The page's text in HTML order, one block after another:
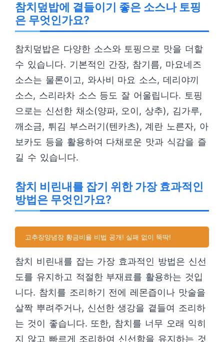
참치덮밥에 곁들이기 좋은 소스나 토핑
은 무엇인가요?
참치덮밥은 다양한 소스와 토핑으로 맛을 더할
수 있습니다. 기본적인 간장, 참기름, 마요네즈
소스는 물론이고, 와사비 마요 소스, 데리야끼
소스, 스리라차 소스 등도 잘 어울립니다. 토핑
으로는 신선한 채소(양파, 오이, 상추), 김가루,
깨소금, 튀김 부스러기(텐카츠), 계란 노른자, 아
보카도 등을 활용하여 다채로운 맛과 식감을 즐
길 수 있습니다.
참치 비린내를 잡기 위한 가장 효과적인
방법은 무엇인가요?
고추장양념장 황금비율 비법 공개! 실패 없이 뚝딱!
참치 비린내를 잡는 가장 효과적인 방법은 신선
도를 유지하고 적절한 부재료를 활용하는 것입
니다. 참치를 조리하기 전에 레몬즙이나 맛술을
살짝 뿌려주거나, 신선한 생강을 곁들여 조리하
는 것이 좋습니다. 또한, 참치를 너무 오래 익히
지 않고 빠르게 조리하여 신선함을 유지하는 것